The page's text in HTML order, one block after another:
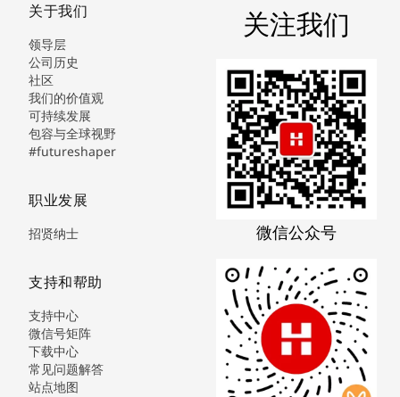
关于我们
领导层
公司历史
社区
我们的价值观
可持续发展
包容与全球视野
#futureshaper
职业发展
招贤纳士
支持和帮助
支持中心
微信号矩阵
下载中心
常见问题解答
站点地图
关注我们
微信公众号